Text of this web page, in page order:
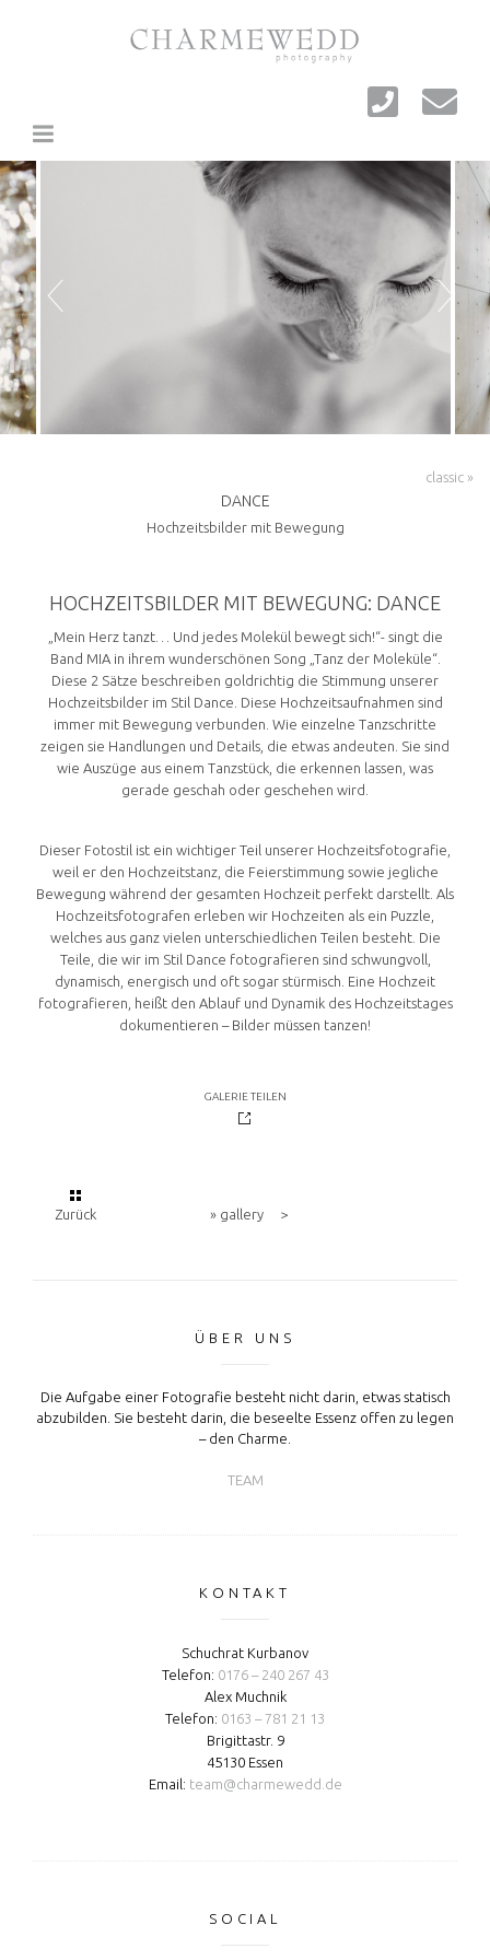
+
+
classic »
DANCE
Hochzeitsbilder mit Bewegung
HOCHZEITSBILDER MIT BEWEGUNG: DANCE
„Mein Herz tanzt… Und jedes Molekül bewegt sich!“- singt die
Band MIA in ihrem wunderschönen Song „Tanz der Moleküle“.
Diese 2 Sätze beschreiben goldrichtig die Stimmung unserer
Hochzeitsbilder im Stil Dance. Diese Hochzeitsaufnahmen sind
immer mit Bewegung verbunden. Wie einzelne Tanzschritte
zeigen sie Handlungen und Details, die etwas andeuten. Sie sind
wie Auszüge aus einem Tanzstück, die erkennen lassen, was
gerade geschah oder geschehen wird.
Dieser Fotostil ist ein wichtiger Teil unserer Hochzeitsfotografie,
weil er den Hochzeitstanz, die Feierstimmung sowie jegliche
Bewegung während der gesamten Hochzeit perfekt darstellt. Als
Hochzeitsfotografen erleben wir Hochzeiten als ein Puzzle,
welches aus ganz vielen unterschiedlichen Teilen besteht. Die
Teile, die wir im Stil Dance fotografieren sind schwungvoll,
dynamisch, energisch und oft sogar stürmisch. Eine Hochzeit
fotografieren, heißt den Ablauf und Dynamik des Hochzeitstages
dokumentieren – Bilder müssen tanzen!
GALERIE TEILEN
Zurück >
» gallery
ÜBER UNS
Die Aufgabe einer Fotografie besteht nicht darin, etwas statisch
abzubilden. Sie besteht darin, die beseelte Essenz offen zu legen
– den Charme.
TEAM
KONTAKT
Schuchrat Kurbanov
Telefon: 0176 – 240 267 43
Alex Muchnik
Telefon: 0163 – 781 21 13
Brigittastr. 9
45130 Essen
Email: team@charmewedd.de
SOCIAL